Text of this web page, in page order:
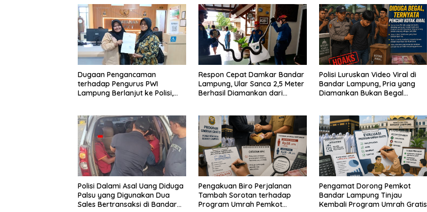
Dugaan Pengancaman
terhadap Pengurus PWI
Lampung Berlanjut ke Polisi,
Respon Cepat Damkar Bandar
Lampung, Ular Sanca 2,5 Meter
Berhasil Diamankan dari
Polisi Luruskan Video Viral di
Bandar Lampung, Pria yang
Diamankan Bukan Begal
Polisi Dalami Asal Uang Diduga
Palsu yang Digunakan Dua
Sales Bertransaksi di Bandar
Pengakuan Biro Perjalanan
Tambah Sorotan terhadap
Program Umrah Pemkot
Pengamat Dorong Pemkot
Bandar Lampung Tinjau
Kembali Program Umrah Gratis